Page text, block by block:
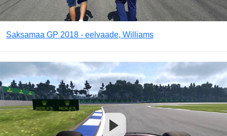
Saksamaa GP 2018 - eelvaade, Williams